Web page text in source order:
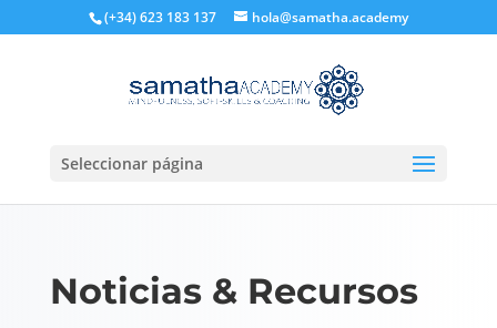
(+34) 623 183 137 hola@samatha.academy
Seleccionar página
Noticias & Recursos